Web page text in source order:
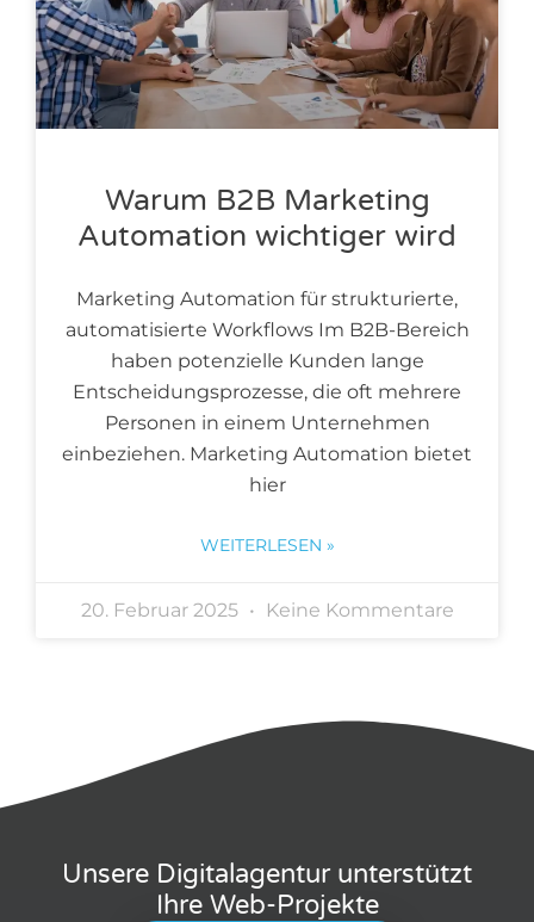
Warum B2B Marketing
Automation wichtiger wird
Marketing Automation für strukturierte,
automatisierte Workflows Im B2B-Bereich
haben potenzielle Kunden lange
Entscheidungsprozesse, die oft mehrere
Personen in einem Unternehmen
einbeziehen. Marketing Automation bietet
hier
WEITERLESEN »
20. Februar 2025 Keine Kommentare
Unsere Digitalagentur unterstützt
Ihre Web-Projekte